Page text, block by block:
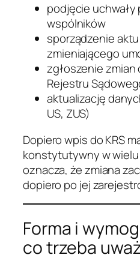
podjęcie
wspólników
sporządzenie
zmieniającego
zgłoszenie zmian
Rejestru
aktualizację
US, ZUS)
Dopiero wpis do KRS
konstytutywny w
oznacza, że zmiana
dopiero po jej
Forma i
co trzeba